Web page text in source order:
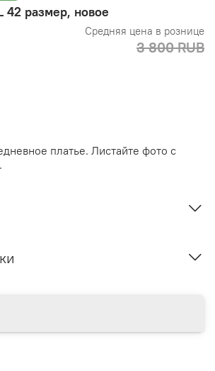
42 размер, новое
Средняя цена в рознице
3 800 RUB
платье. Листайте фото с